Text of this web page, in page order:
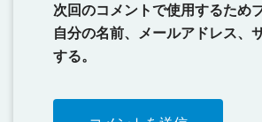
次回のコメントで使用するため
自分の名前、メールアドレス、
する。